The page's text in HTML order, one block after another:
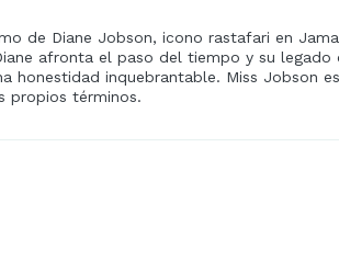
de Diane Jobson, icono rastafari en
afronta el paso del tiempo y su
honestidad inquebrantable. Miss Jobson
propios términos.